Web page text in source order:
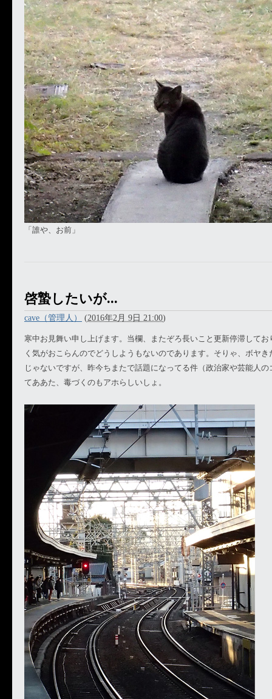
「誰や、お前」
啓蟄したいが...
cave（管理人） (2016年2月 9日 21:00)
寒中お見舞い申し上げます。当欄、またぞろ長いこと更新停滞して
く気がおこらんのでどうしようもないのであります。そりゃ、ボヤ
じゃないですが、昨今ちまたで話題になってる件（政治家や芸能人
てああた、毒づくのもアホらしいしょ。